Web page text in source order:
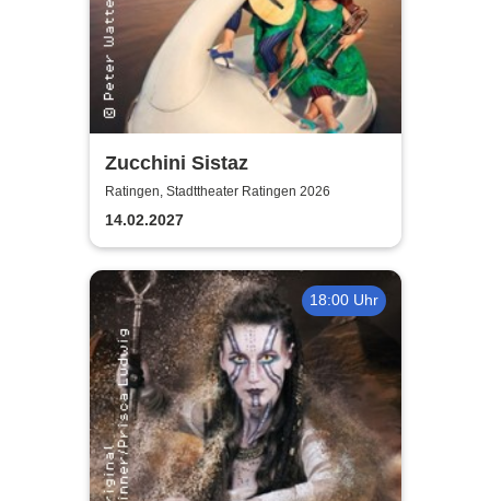
Zucchini Sistaz
Ratingen, Stadttheater Ratingen 2026
14.02.2027
18:00 Uhr